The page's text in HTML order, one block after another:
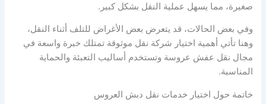
صغيرة، مما يسهل عملية النقل بشكل كبير.
وفي بعض الحالات، قد يتعرض بعض الأغراض للتلف أثناء النقل،
وهنا تأتي أهمية اختيار شركة نقل موثوقة تمتلك خبرة واسعة في
مجال نقل عفش عروسة وتستخدم أساليب التعبئة والحماية
المناسبة.
خاتمة حول اختيار خدمات نقل دبش العروس